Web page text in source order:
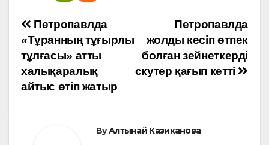
Навигация
по
записям
Петропавлда
жолды кесіп өтпек
болған зейнеткерді
скутер қағып кетті
Петропавлда
«Тұранның тұғырлы
тұлғасы» атты
халықаралық
айтыс өтіп жатыр
ByАлтынай Казиканова